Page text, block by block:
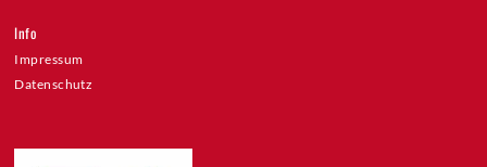
Info
Impressum
Datenschutz